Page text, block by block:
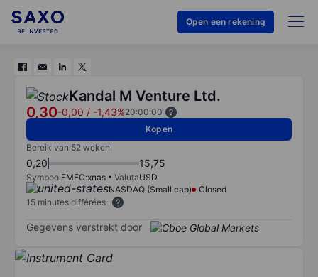
Open een rekening
Kandal M Venture Ltd.
0,30-0,00 / -1,43%20:00:00
Kopen
Bereik van 52 weken
0,20 15,75
SymboolFMFC:xnas ValutaUSD
NASDAQ (Small cap)
Closed
15 minutes différées
Gegevens verstrekt door